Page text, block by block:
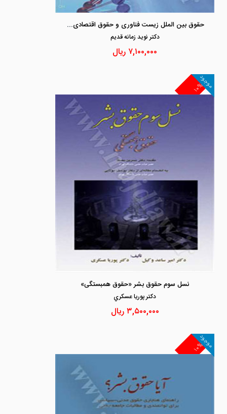
حقوق بین الملل زیست فناوری و حقوق اقتصادی اجتماعی بشر
دكتر نويد زمانه قديم
۷,۱۰۰,۰۰۰ ریال
۱۰%
موجود
نسل سوم حقوق بشر «حقوق همبستگی»
دكتر پوريا عسكري
۳,۵۰۰,۰۰۰ریال
۱۰%
موجود